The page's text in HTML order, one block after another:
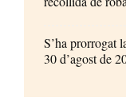
S’ha prorrogat
30 d’agost de